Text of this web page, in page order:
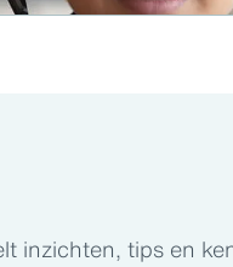
inzichten, tips en